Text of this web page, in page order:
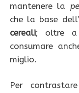
mantenere la
che la base
cereali; oltre a
consumare
miglio.
Per